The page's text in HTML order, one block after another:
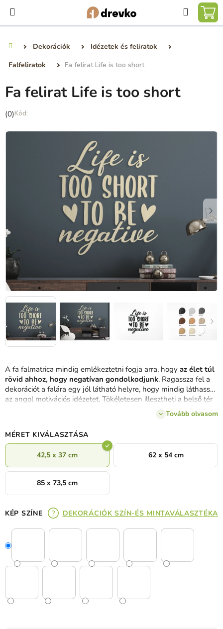
fő
Dekorációk
Idézetek és feliratok
Falfeliratok
Fa felirat Life is too short
A fa falmatrica mindig emlékeztetni fogja arra, hogy az élet túl
rövid ahhoz, hogy negatívan gondolkodjunk. Ragassza fel a
dekorációt a falára egy jól látható helyre, hogy mindig láthassa
az angol motivációs idézetet. Tökéletesen illesztheti a belső tér
3 méretben és 8 árnyalatban gyártjuk.
Tovább olvasom
MÉRET KIVÁLASZTÁSA
42,5 x 37 cm 62 x 54 cm
85 x 73,5 cm
KÉP SZÍNE DEKORÁCIÓK SZÍN-ÉS MINTAVÁLASZTÉKA
Fa felirat Life is too short
A
átlagos
(0)